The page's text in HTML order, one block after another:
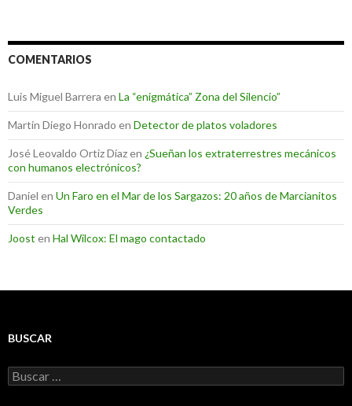
COMENTARIOS
Luis Miguel Barrera en La “enigmática” Zona del Silencio”
Martin Diego Honrado en Detector de platos voladores
José Leovaldo Ortiz Díazen ¿Sueñan los extraterrestres mecánicos
con humanos electrónicos?
Daniel en Un Faro en el Mar de los Sargazos: 20 años de Marcianitos
Verdes
Joost en Hal Wilcox: El mago contactado
BUSCAR
Buscar: